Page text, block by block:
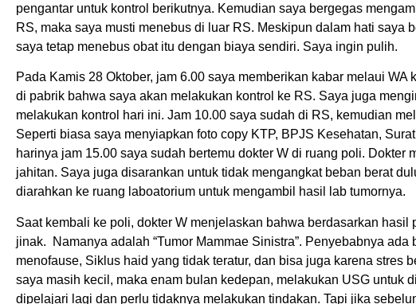
pengantar untuk kontrol berikutnya. Kemudian saya bergegas
RS, maka saya musti menebus di luar RS. Meskipun dalam hati saya
saya tetap menebus obat itu dengan biaya sendiri. Saya ingin pulih.
Pada Kamis 28 Oktober, jam 6.00 saya memberikan kabar melaui
di pabrik bahwa saya akan melakukan kontrol ke RS. Saya juga
melakukan kontrol hari ini. Jam 10.00 saya sudah di RS, kemudian
Seperti biasa saya menyiapkan foto copy KTP, BPJS Kesehatan,
harinya jam 15.00 saya sudah bertemu dokter W di ruang poli. Dokter
jahitan. Saya juga disarankan untuk tidak mengangkat beban berat
diarahkan ke ruang laboatorium untuk mengambil hasil lab tumornya.
Saat kembali ke poli, dokter W menjelaskan bahwa berdasarkan
jinak. Namanya adalah “Tumor Mammae Sinistra”. Penyebabnya
menofause, Siklus haid yang tidak teratur, dan bisa juga karena stres
saya masih kecil, maka enam bulan kedepan, melakukan USG untuk
dipelajari lagi dan perlu tidaknya melakukan tindakan. Tapi jika